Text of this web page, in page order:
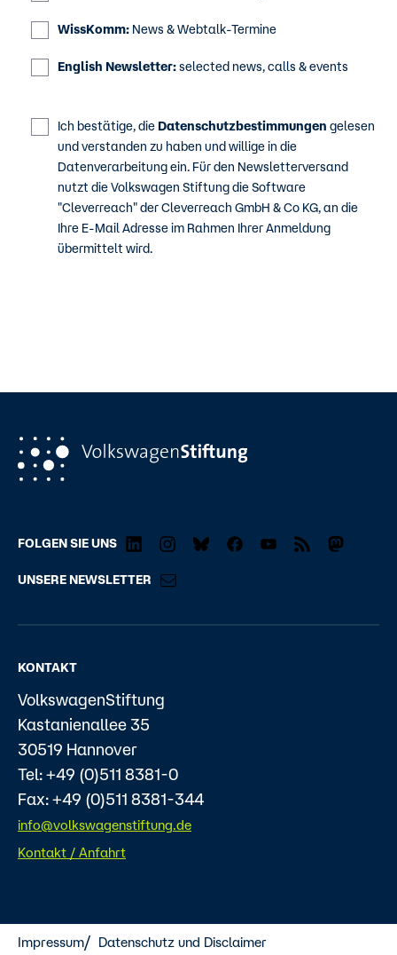
WissKomm: News & Webtalk-Termine
English Newsletter:selected news, calls & events
Ich bestätige, die Datenschutzbestimmungen gelesen
und verstanden zu haben und willige in die
Datenverarbeitung ein. Für den Newsletterversand
nutzt die Volkswagen Stiftung die Software
"Cleverreach" der Cleverreach GmbH & Co KG, an die
Ihre E-Mail Adresse im Rahmen Ihrer Anmeldung
übermittelt wird.
FOLGEN SIE UNS
UNSERE NEWSLETTER
KONTAKT
VolkswagenStiftung
Kastanienallee 35
30519 Hannover
Tel: +49 (0)511 8381-0
Fax: +49 (0)511 8381-344
info@volkswagenstiftung.de
Kontakt / Anfahrt
Impressum Datenschutz und Disclaimer